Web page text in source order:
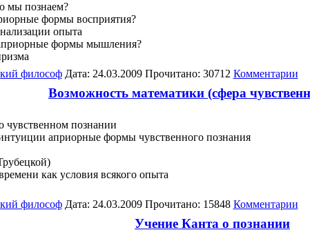
мы познаем?
формы восприятия?
опыта
формы мышления?
философДата: 24.03.2009 Прочитано: 30712 Комментарии
Возможность математики (сфера
чувственном познании
априорные формы чувственного познания
как условия всякого опыта
философДата: 24.03.2009 Прочитано: 15848 Комментарии
Учение Канта о познании